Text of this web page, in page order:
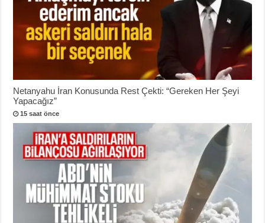
Netanyahu İran Konusunda Rest Çekti: “Gereken Her Şeyi
Yapacağız”
15 saat önce